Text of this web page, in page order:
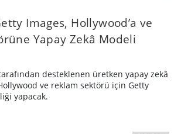
Images, Hollywood’a ve
Yapay Zekâ Modeli
desteklenen üretken yapay zekâ
ve reklam sektörü için Getty
yapacak.